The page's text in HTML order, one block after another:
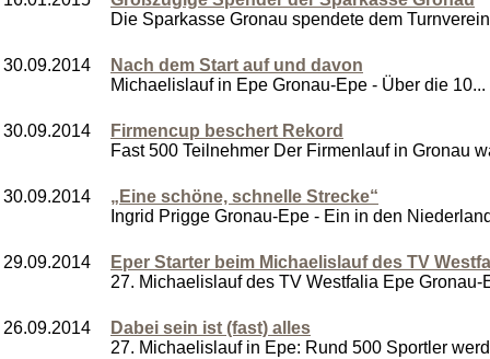
Die Sparkasse Gronau spendete dem
30.09.2014
Nach dem Start auf und davon
Michaelislauf in Epe Gronau-Epe - Über die 10...
30.09.2014
Firmencup beschert Rekord
Fast 500 Teilnehmer Der Firmenlauf in Gronau
30.09.2014
„Eine schöne, schnelle Strecke“
Ingrid Prigge Gronau-Epe - Ein in den
29.09.2014
Eper Starter beim Michaelislauf des TV
27. Michaelislauf des TV Westfalia Epe Gronau-
26.09.2014
Dabei sein ist (fast) alles
27. Michaelislauf in Epe: Rund 500 Sportler